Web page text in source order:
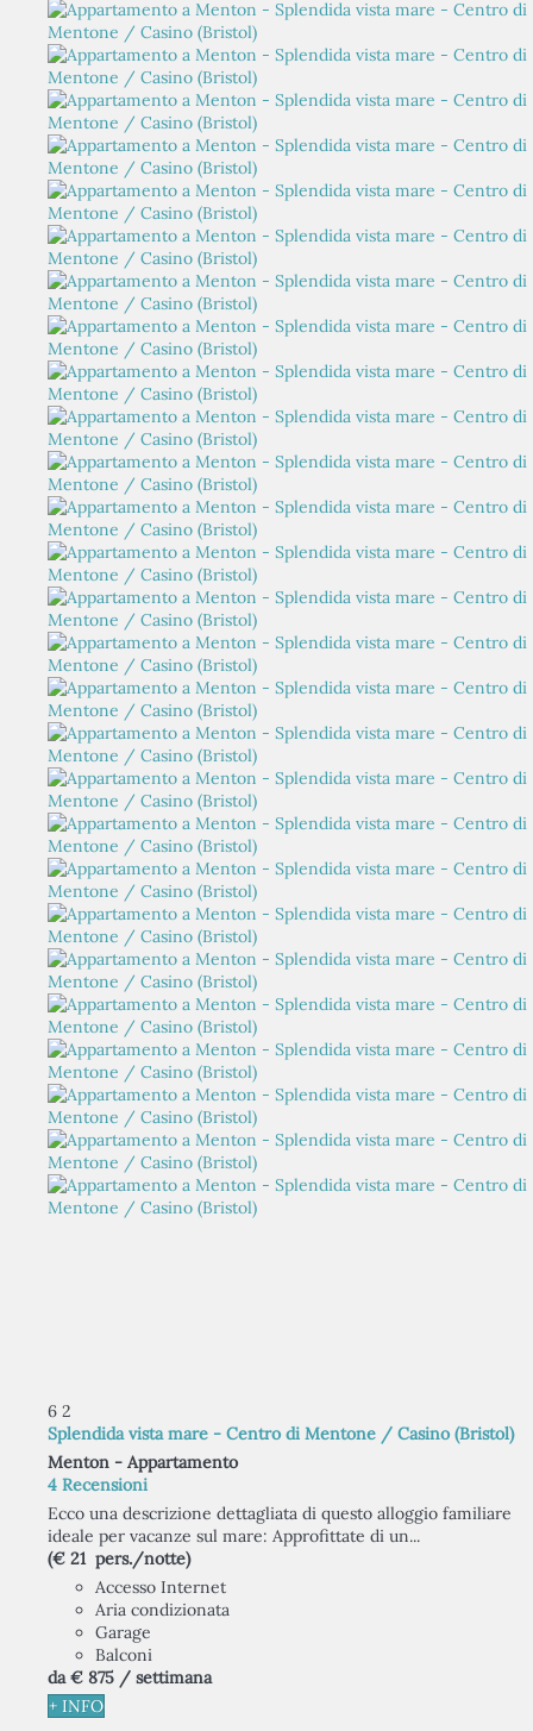
6 2
Splendida vista mare - Centro di Mentone / Casino (Bristol)
Menton - Appartamento
4 Recensioni
Ecco una descrizione dettagliata di questo alloggio familiare
ideale per vacanze sul mare: Approfittate di un...
(€ 21 pers./notte)
Accesso Internet
Aria condizionata
Garage
Balconi
da € 875 / settimana
+ INFO